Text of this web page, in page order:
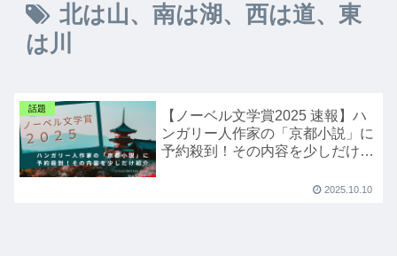
北は山、南は湖、西は道、東
は川
話題
【ノーベル文学賞2025 速報】ハ
ンガリー人作家の「京都小説」に
予約殺到！その内容を少しだけ紹
2025.10.10